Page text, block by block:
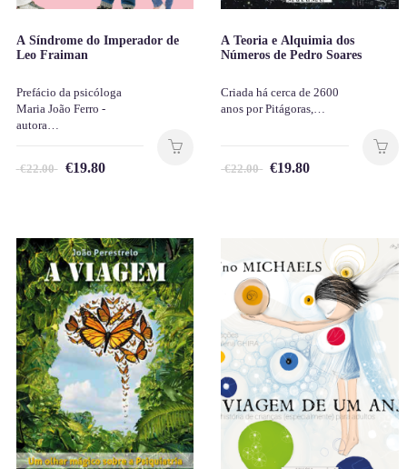
A Síndrome do Imperador de
Leo Fraiman
Prefácio da psicóloga
Maria João Ferro -
autora…
€22.00 €19.80
A Teoria e Alquimia dos
Números de Pedro Soares
Criada há cerca de 2600
anos por Pitágoras,…
€22.00 €19.80